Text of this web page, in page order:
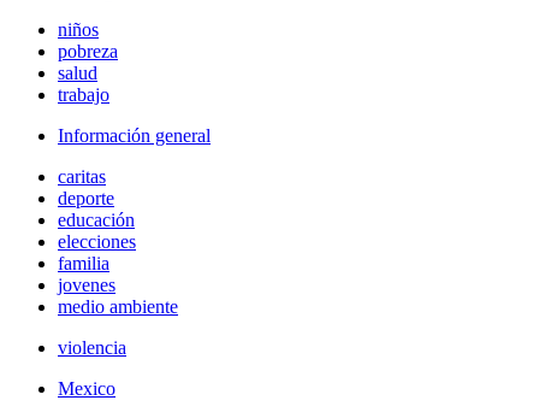
niños
pobreza
salud
trabajo
Información general
caritas
deporte
educación
elecciones
familia
jovenes
medio ambiente
violencia
Mexico